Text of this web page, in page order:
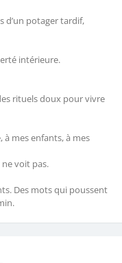
d’un potager tardif,
intérieure.
rituels doux pour vivre
à mes enfants, à mes
ne voit pas.
Des mots qui poussent